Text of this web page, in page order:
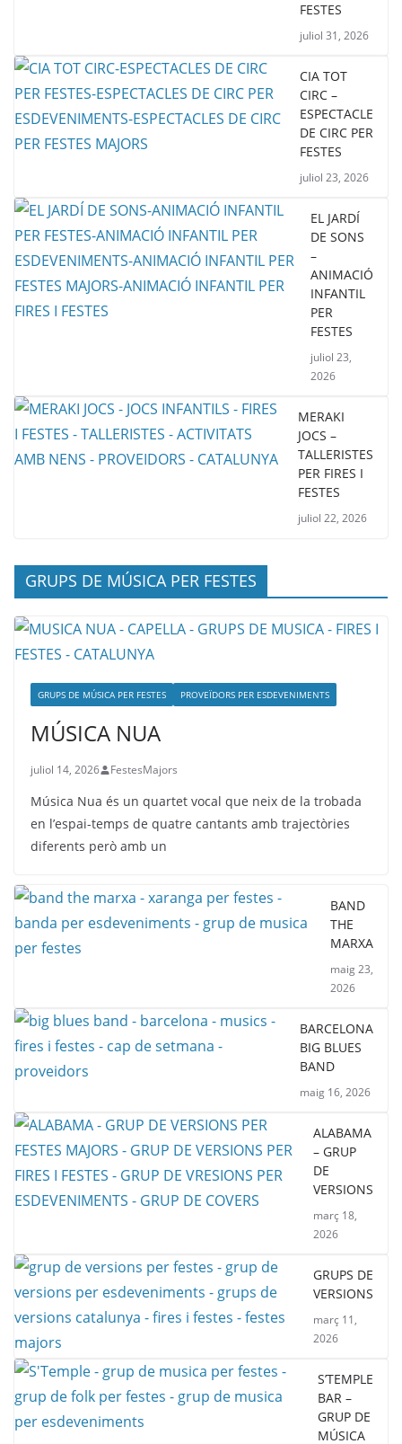
FESTES
juliol 31, 2026
CIA TOT
CIRC –
ESPECTACLE
DE CIRC PER
FESTES
juliol 23, 2026
EL JARDÍ
DE SONS
–
ANIMACIÓ
INFANTIL
PER
FESTES
juliol 23,
2026
MERAKI
JOCS –
TALLERISTES
PER FIRES I
FESTES
juliol 22, 2026
GRUPS DE MÚSICA PER FESTES
GRUPS DE MÚSICA PER FESTES PROVEÏDORS PER ESDEVENIMENTS
MÚSICA NUA
juliol 14, 2026 FestesMajors
Música Nua és un quartet vocal que neix de la trobada
en l’espai-temps de quatre cantants amb trajectòries
diferents però amb un
BAND
THE
MARXA
maig 23,
2026
BARCELONA
BIG BLUES
BAND
maig 16, 2026
ALABAMA
– GRUP
DE
VERSIONS
març 18,
2026
GRUPS DE
VERSIONS
març 11,
2026
S’TEMPLE
BAR –
GRUP DE
MÚSICA